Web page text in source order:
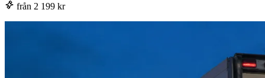
från 2 199 kr